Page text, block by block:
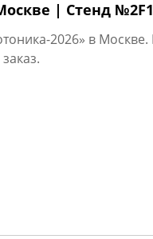
| Стенд
2026» в